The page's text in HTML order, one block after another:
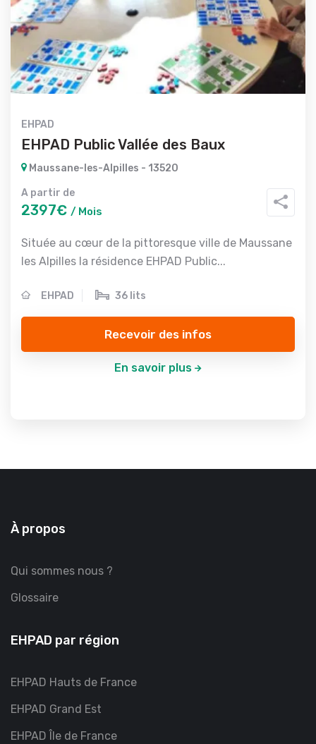
EHPAD
EHPAD Public Vallée des Baux
Maussane-les-Alpilles - 13520
A partir de
2397€ / Mois
Située au cœur de la pittoresque ville de Maussane
les Alpilles la résidence EHPAD Public...
EHPAD 36 lits
Recevoir des infos
En savoir plus
À propos
Qui sommes nous ?
Glossaire
EHPAD par région
EHPAD Hauts de France
EHPAD Grand Est
EHPAD Île de France